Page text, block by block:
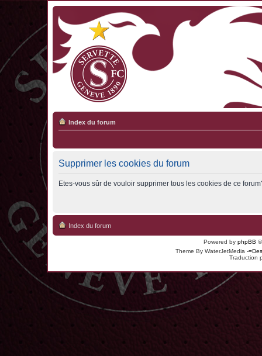
Index du forum
Supprimer les cookies du forum
Etes-vous sûr de vouloir supprimer tous les cookies de ce
Index du forum
Powered by phpBB
Theme By WaterJetMedia -
Traduction